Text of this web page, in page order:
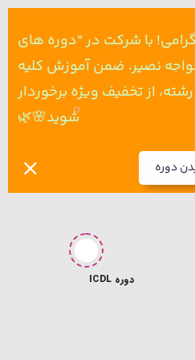
با شرکت در "دوره های
نصیر، ضمن آموزش کلیه
از تخفیف ویژه برخوردار
شوید🌸🌿
دوره
دوره ICDL